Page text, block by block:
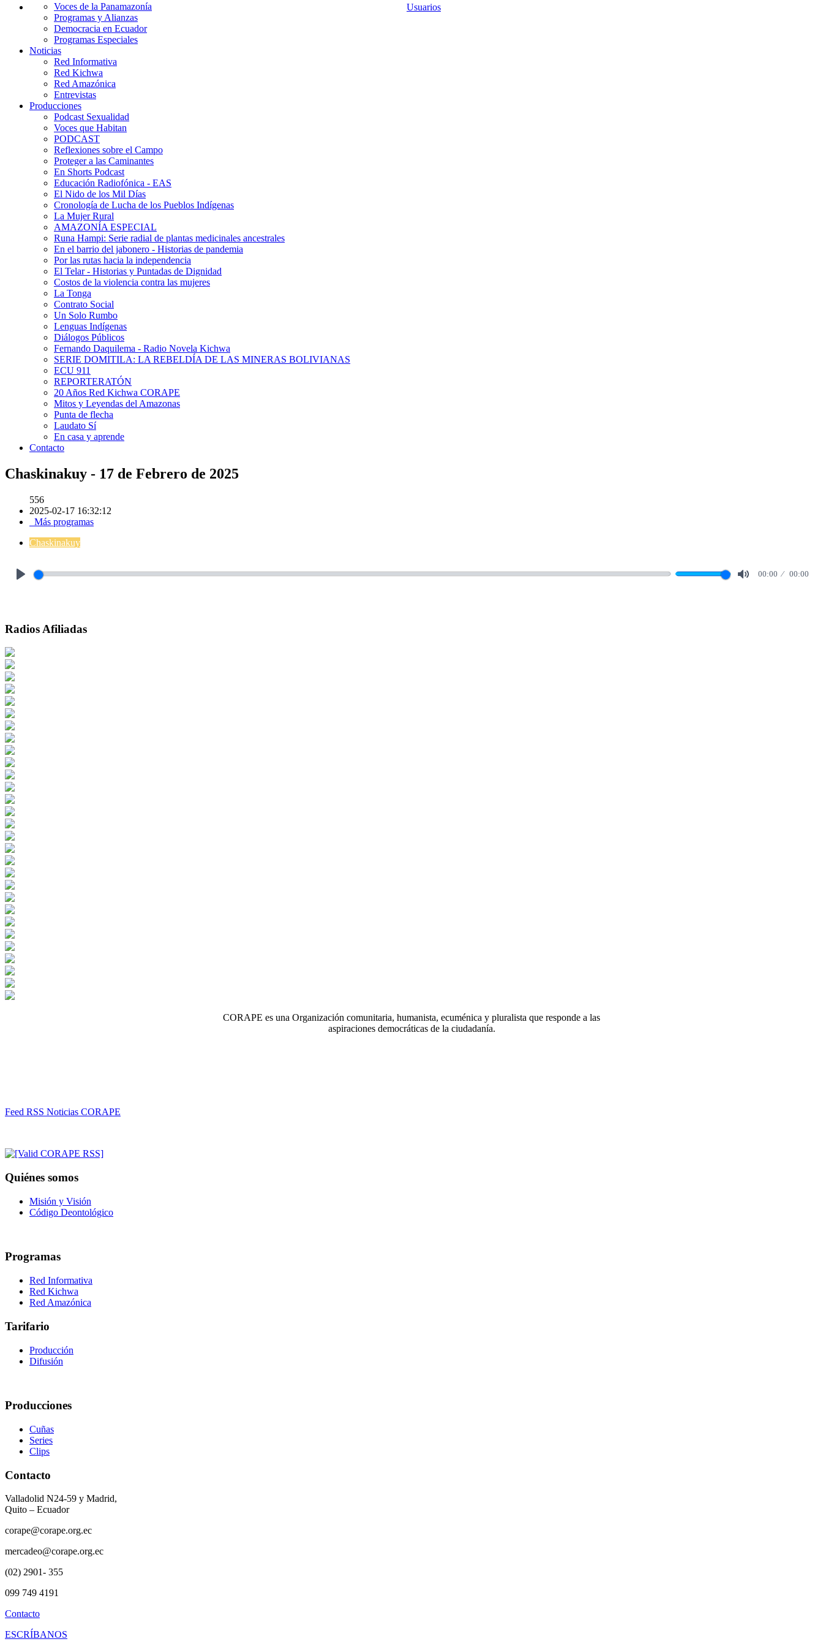
Usuarios
Voces de la Panamazonía
Programas y Alianzas
Democracia en Ecuador
Programas Especiales
Noticias
Red Informativa
Red Kichwa
Red Amazónica
Entrevistas
Producciones
Podcast Sexualidad
Voces que Habitan
PODCAST
Reflexiones sobre el Campo
Proteger a las Caminantes
En Shorts Podcast
Educación Radiofónica - EAS
El Nido de los Mil Días
Cronología de Lucha de los Pueblos Indígenas
La Mujer Rural
AMAZONÍA ESPECIAL
Runa Hampi: Serie radial de plantas medicinales ancestrales
En el barrio del jabonero - Historias de pandemia
Por las rutas hacia la independencia
El Telar - Historias y Puntadas de Dignidad
Costos de la violencia contra las mujeres
La Tonga
Contrato Social
Un Solo Rumbo
Lenguas Indígenas
Diálogos Públicos
Fernando Daquilema - Radio Novela Kichwa
SERIE DOMITILA: LA REBELDÍA DE LAS MINERAS BOLIVIANAS
ECU 911
REPORTERATÓN
20 Años Red Kichwa CORAPE
Mitos y Leyendas del Amazonas
Punta de flecha
Laudato Sí
En casa y aprende
Contacto
Chaskinakuy - 17 de Febrero de 2025
556
2025-02-17 16:32:12
Más programas
Chaskinakuy
00:00 00:00
Radios Afiliadas
CORAPE es una Organización comunitaria, humanista, ecuménica y pluralista que responde a las
aspiraciones democráticas de la ciudadanía.
Feed RSS Noticias CORAPE
Quiénes somos
Misión y Visión
Código Deontológico
Programas
Red Informativa
Red Kichwa
Red Amazónica
Tarifario
Producción
Difusión
Producciones
Cuñas
Series
Clips
Contacto
Valladolid N24-59 y Madrid,
Quito – Ecuador
corape@corape.org.ec
mercadeo@corape.org.ec
(02) 2901- 355
099 749 4191
Contacto
ESCRÍBANOS